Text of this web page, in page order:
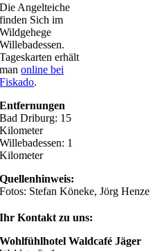
Die Angelteiche
finden Sich im
Wildgehege
Willebadessen.
Tageskarten erhält
manonline bei
Fiskado.
Entfernungen
Bad Driburg: 15
Kilometer
Willebadessen: 1
Kilometer
Quellenhinweis:
Fotos: Stefan Köneke, Jörg Henze
Ihr Kontakt zu uns:
Wohlfühlhotel Waldcafé Jäger